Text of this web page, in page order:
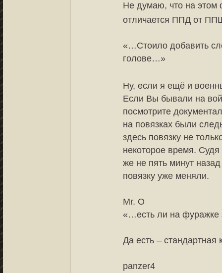
Не думаю, что на этом
отличается ППД от
«…Стоило добавить
голове…»
Ну, если я ещё и
Если Вы бывали на
посмотрите
на повязках были
здесь повязку не
некоторое время. Судя
же не пять минут
повязку уже меняли.
Mr. O
«…есть ли на фуражке
Да есть – стандартная
panzer4